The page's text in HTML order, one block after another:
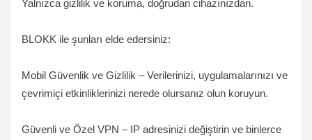
Yalnızca gizlilik ve koruma, doğrudan cihazınızdan.
BLOKK ile şunları elde edersiniz:
Mobil Güvenlik ve Gizlilik – Verilerinizi, uygulamalarınızı ve
çevrimiçi etkinliklerinizi nerede olursanız olun koruyun.
Güvenli ve Özel VPN – IP adresinizi değiştirin ve binlerce